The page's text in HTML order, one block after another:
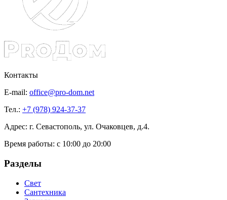
Контакты
E-mail: office@pro-dom.net
Тел.: +7 (978) 924-37-37
Адрес: г. Севастополь, ул. Очаковцев, д.4.
Время работы: с 10:00 до 20:00
Разделы
Свет
Сантехника